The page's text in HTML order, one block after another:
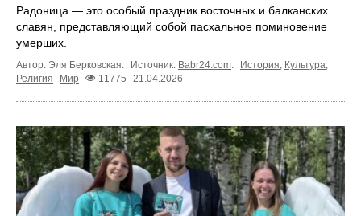
Радоница — это особый праздник восточных и балканских
славян, представляющий собой пасхальное поминовение
умерших.
Автор: Эля Берковская. Источник: Babr24.com. История, Культура,
Религия
Мир 11775 21.04.2026